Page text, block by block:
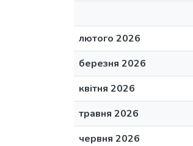
лютого 2026
березня 2026
квітня 2026
травня 2026
червня 2026